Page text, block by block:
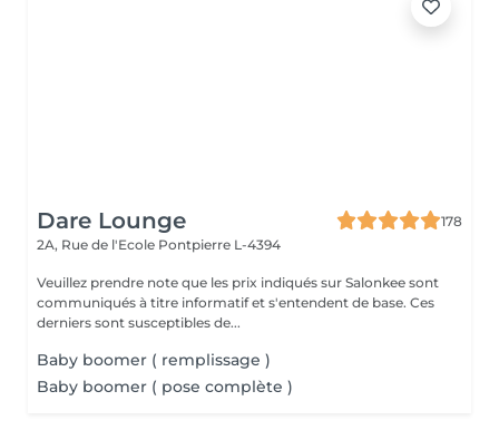
Dare Lounge
178
2A, Rue de l'Ecole Pontpierre L-4394
Veuillez prendre note que les prix indiqués sur Salonkee sont
communiqués à titre informatif et s'entendent de base. Ces
derniers sont susceptibles de...
Baby boomer ( remplissage )
Baby boomer ( pose complète )